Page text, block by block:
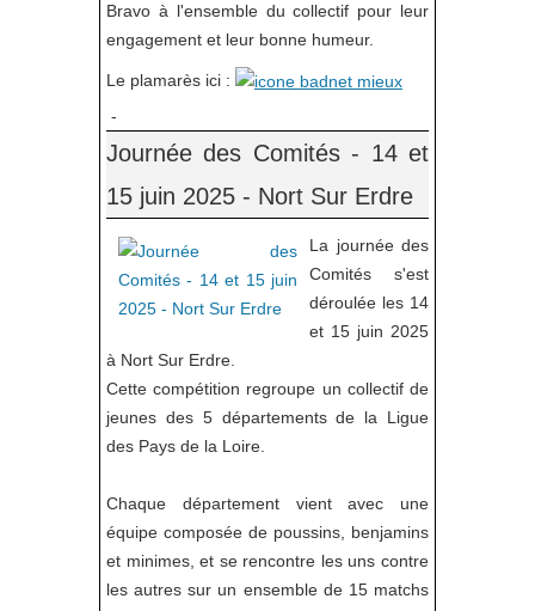
Bravo à l'ensemble du collectif pour leur
engagement et leur bonne humeur.
Le plamarès ici :
-
Journée des Comités - 14 et
15 juin 2025 - Nort Sur Erdre
La journée des
Comités s'est
déroulée les 14
et 15 juin 2025
à Nort Sur Erdre.
Cette compétition regroupe un collectif de
jeunes des 5 départements de la Ligue
des Pays de la Loire.
Chaque département vient avec une
équipe composée de poussins, benjamins
et minimes, et se rencontre les uns contre
les autres sur un ensemble de 15 matchs